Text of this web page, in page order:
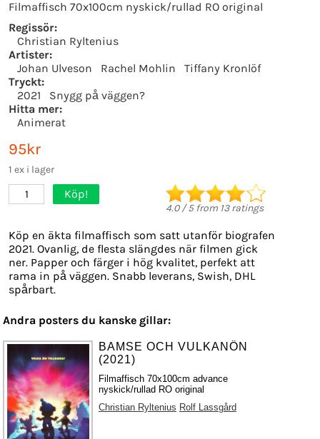
Filmaffisch 70x100cm nyskick/rullad RO original
Regissör:
Christian Ryltenius
Artister:
Johan Ulveson
Rachel Mohlin
Tiffany Kronlöf
Tryckt:
2021
Snygg på väggen?
Hitta mer:
Animerat
95kr
1 ex i lager
1 Köp!
4.0/5from 13ratings
Köp en äkta filmaffisch som satt utanför biografen
2021. Ovanlig, de flesta slängdes när filmen gick
ner. Papper och färger i hög kvalitet, perfekt att
rama in på väggen. Snabb leverans, Swish, DHL
spårbart.
Andra posters du kanske gillar:
BAMSE OCH VULKANÖN
(2021)
Filmaffisch 70x100cm advance
nyskick/rullad RO original
Christian Ryltenius Rolf Lassgård